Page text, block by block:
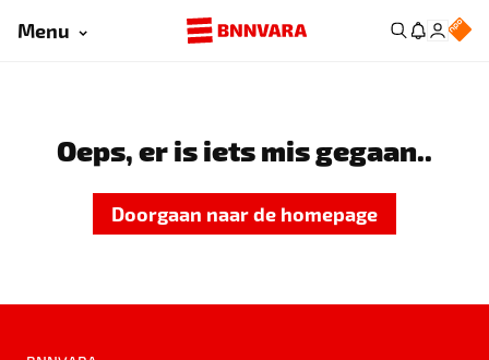
Menu
Oeps, er is iets mis gegaan..
Doorgaan naar de homepage